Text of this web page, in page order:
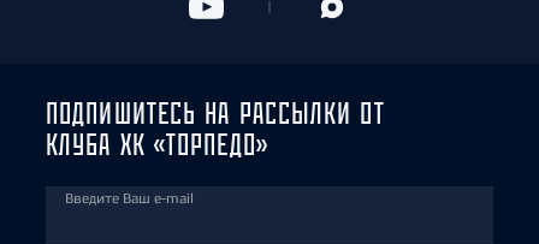
ПОДПИШИТЕСЬ НА РАССЫЛКИ ОТ
КЛУБА ХК «ТОРПЕДО»
Введите Ваш e-mail